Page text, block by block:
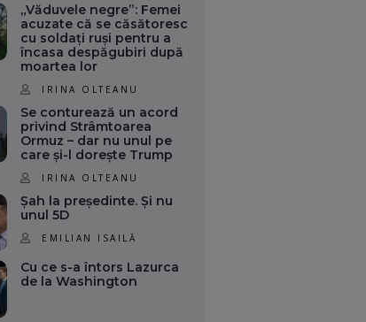
„Văduvele negre”: Femei
acuzate că se căsătoresc
cu soldați ruși pentru a
încasa despăgubiri după
moartea lor
IRINA OLTEANU
Se conturează un acord
privind Strâmtoarea
Ormuz – dar nu unul pe
care și-l dorește Trump
IRINA OLTEANU
Șah la președinte. Și nu
unul 5D
EMILIAN ISAILĂ
Cu ce s-a întors Lazurca
de la Washington